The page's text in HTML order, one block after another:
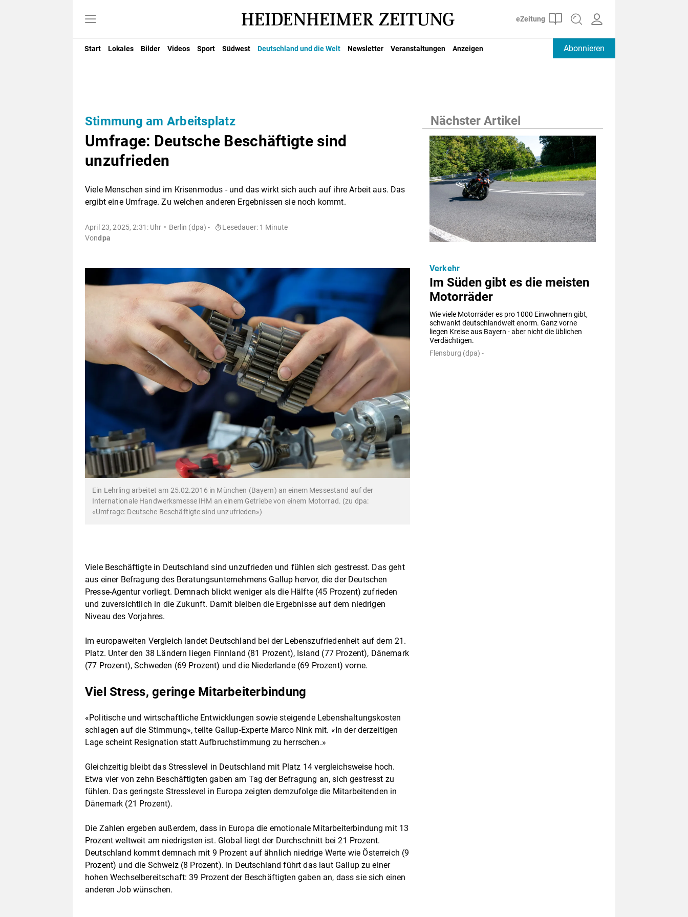
Start Lokales Bilder Videos Sport Südwest Deutschland und die Welt Newsletter Veranstaltungen Anzeigen Abonnieren
Stimmung am Arbeitsplatz
Umfrage: Deutsche Beschäftigte sind
unzufrieden
Viele Menschen sind im Krisenmodus - und das wirkt sich auch auf ihre Arbeit aus. Das
ergibt eine Umfrage. Zu welchen anderen Ergebnissen sie noch kommt.
April 23, 2025, 2:31: Uhr Berlin (dpa) -
Lesedauer: 1 Minute
Vondpa
Ein Lehrling arbeitet am 25.02.2016 in München (Bayern) an einem Messestand auf der
Internationale Handwerksmesse IHM an einem Getriebe von einem Motorrad. (zu dpa:
«Umfrage: Deutsche Beschäftigte sind unzufrieden»)
Viele Beschäftigte in Deutschland sind unzufrieden und fühlen sich gestresst. Das geht
aus einer Befragung des Beratungsunternehmens Gallup hervor, die der Deutschen
Presse-Agentur vorliegt. Demnach blickt weniger als die Hälfte (45 Prozent) zufrieden
und zuversichtlich in die Zukunft. Damit bleiben die Ergebnisse auf dem niedrigen
Niveau des Vorjahres.
Im europaweiten Vergleich landet Deutschland bei der Lebenszufriedenheit auf dem 21.
Platz. Unter den 38 Ländern liegen Finnland (81 Prozent), Island (77 Prozent), Dänemark
(77 Prozent), Schweden (69 Prozent) und die Niederlande (69 Prozent) vorne.
Viel Stress, geringe Mitarbeiterbindung
«Politische und wirtschaftliche Entwicklungen sowie steigende Lebenshaltungskosten
schlagen auf die Stimmung», teilte Gallup-Experte Marco Nink mit. «In der derzeitigen
Lage scheint Resignation statt Aufbruchstimmung zu herrschen.»
Gleichzeitig bleibt das Stresslevel in Deutschland mit Platz 14 vergleichsweise hoch.
Etwa vier von zehn Beschäftigten gaben am Tag der Befragung an, sich gestresst zu
fühlen. Das geringste Stresslevel in Europa zeigten demzufolge die Mitarbeitenden in
Dänemark (21 Prozent).
Die Zahlen ergeben außerdem, dass in Europa die emotionale Mitarbeiterbindung mit 13
Prozent weltweit am niedrigsten ist. Global liegt der Durchschnitt bei 21 Prozent.
Deutschland kommt demnach mit 9 Prozent auf ähnlich niedrige Werte wie Österreich (9
Prozent) und die Schweiz (8 Prozent). In Deutschland führt das laut Gallup zu einer
hohen Wechselbereitschaft: 39 Prozent der Beschäftigten gaben an, dass sie sich einen
anderen Job wünschen.
Nächster Artikel
Im Süden gibt es die meisten
Motorräder
Wie viele Motorräder es pro 1000 Einwohnern gibt,
schwankt deutschlandweit enorm. Ganz vorne
liegen Kreise aus Bayern - aber nicht die üblichen
Verdächtigen.
Verkehr
Flensburg (dpa) -